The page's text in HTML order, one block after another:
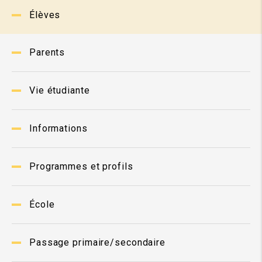
Élèves
Parents
Vie étudiante
Informations
Programmes et profils
École
Passage primaire/secondaire